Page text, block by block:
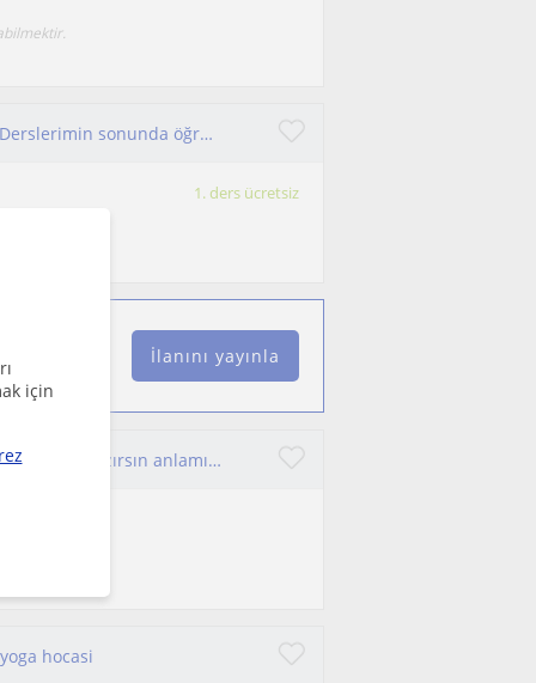
için
Ben spritüel & dingin yoga dersleri veriyorum. Derslerimin sonunda öğrencilerin dinginleştiği görülüyor.
1. ders ücretsiz
İlanını yayınla
Yoga; artık geçmişe takılmamaya, geleceğe yönelmemeye hazırsın anlamına gelir. Hakikatle olduğu gibi yüzleşmeye hazır mısın?
hocasi